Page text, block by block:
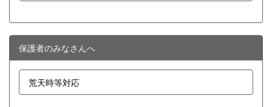
保護者のみなさんへ
荒天時等対応